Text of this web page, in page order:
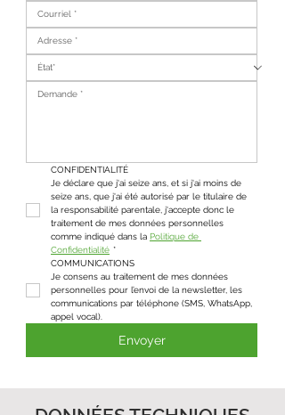
CONFIDENTIALITÉ
Je déclare que j'ai seize ans, et si j'ai moins de
seize ans, que j'ai été autorisé par le titulaire de
la responsabilité parentale, j'accepte donc le
traitement de mes données personnelles
comme indiqué dans la Politique de
Confidentialité *
COMMUNICATIONS
Je consens au traitement de mes données
personnelles pour l’envoi de la newsletter, les
communications par téléphone (SMS, WhatsApp,
appel vocal).
Envoyer